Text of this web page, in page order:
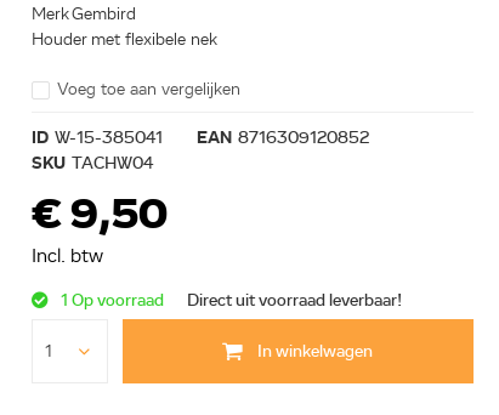
Merk Gembird
Houder met flexibele nek
Voeg toe aan vergelijken
ID W-15-385041 EAN 8716309120852
SKU TACHW04
€ 9,50
Incl. btw
1 Op voorraad Direct uit voorraad leverbaar!
In winkelwagen